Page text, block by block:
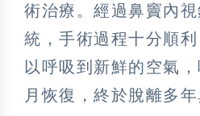
術治療。經過鼻竇內
統，手術過程十分順
以呼吸到新鮮的空氣
月恢復，終於脫離多年